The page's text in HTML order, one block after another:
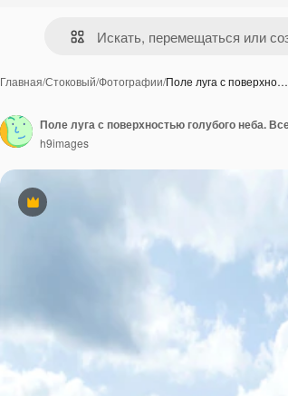
Главная/Стоковый/Фотографии/Поле луга с поверхно…
Премиум
h9images